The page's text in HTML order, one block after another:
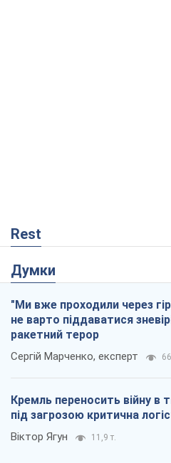
Rest
Думки
"Ми вже проходили через
не варто піддаватися
ракетний терор
Сергій Марченко, експерт 66
Кремль переносить війну в
під загрозою критична
Віктор Ягун 11,9 т.